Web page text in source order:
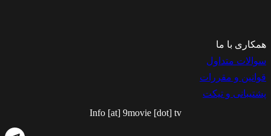
همکاری با ما
سوالات متداول
قوانین و مقررات
پشتیبانی و تیکت
Info [at] 9movie [dot] tv